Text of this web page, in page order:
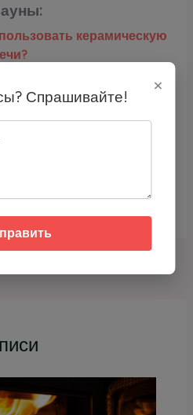
керамическую
печи?
керамическую
печью?
×
Спрашивайте!